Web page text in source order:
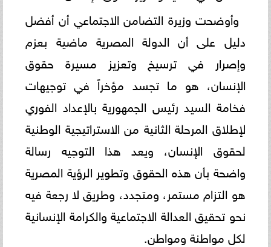
وأوضحت وزيرة التضامن الاجتماعي أن أفضل
دليل على أن الدولة المصرية ماضية بعزم
وإصرار في ترسيخ وتعزيز مسيرة حقوق
الإنسان، هو ما تجسد مؤخراً في توجيهات
فخامة السيد رئيس الجمهورية بالإعداد الفوري
لإطلاق المرحلة الثانية من الاستراتيجية الوطنية
لحقوق الإنسان، ويعد هذا التوجيه رسالة
واضحة بأن هذه الحقوق وتطوير الرؤية المصرية
هو التزام مستمر، ومتجدد، وطريق لا رجعة فيه
نحو تحقيق العدالة الاجتماعية والكرامة الإنسانية
لكل مواطنة ومواطن.